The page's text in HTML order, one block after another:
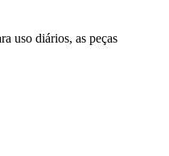
uso diários, as peças